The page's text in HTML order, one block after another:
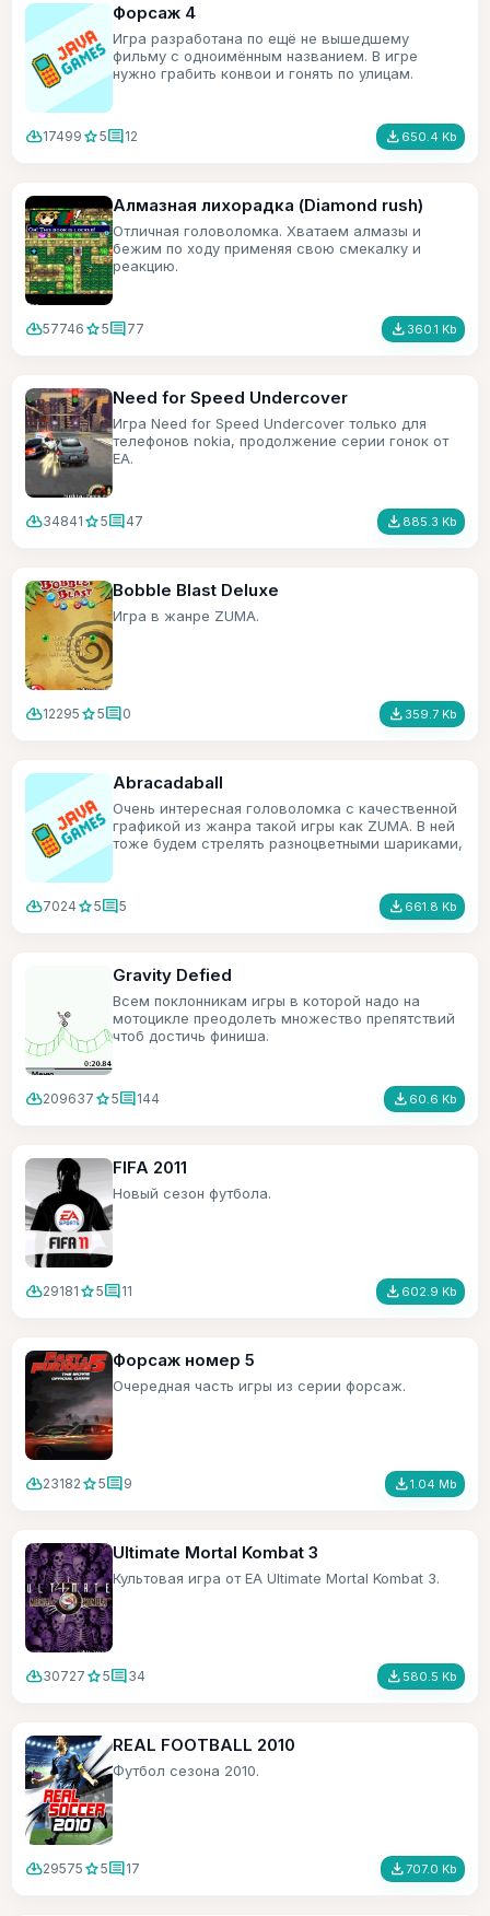
Форсаж 4
Игра разработана по ещё не вышедшему
фильму с одноимённым названием. В игре
нужно грабить конвои и гонять по улицам.
cloud_download17499 star5comment12 file_download 650.4 Kb
Алмазная лихорадка (Diamond rush)
Отличная головоломка. Хватаем алмазы и
бежим по ходу применяя свою смекалку и
реакцию.
cloud_download57746 star5comment77 file_download 360.1 Kb
Need for Speed Undercover
Игра Need for Speed Undercover только для
телефонов nokia, продолжение серии гонок от
ЕА.
cloud_download34841 star5comment47 file_download 885.3 Kb
Bobble Blast Deluxe
Игра в жанре ZUMA.
cloud_download12295 star5comment0 file_download 359.7 Kb
Abracadaball
Очень интересная головоломка с качественной
графикой из жанра такой игры как ZUMA. В ней
тоже будем стрелять разноцветными шариками,
cloud_download7024 star5comment5 file_download 661.8 Kb
Gravity Defied
Всем поклонникам игры в которой надо на
мотоцикле преодолеть множество препятствий
чтоб достичь финиша.
cloud_download209637 star5comment144 file_download 60.6 Kb
FIFA 2011
Новый сезон футбола.
cloud_download29181 star5comment11 file_download 602.9 Kb
Форсаж номер 5
Очередная часть игры из серии форсаж.
cloud_download23182 star5comment9 file_download1.04 Mb
Ultimate Mortal Kombat 3
Культовая игра от ЕА Ultimate Mortal Kombat 3.
cloud_download30727 star5comment34 file_download 580.5 Kb
REAL FOOTBALL 2010
Футбол сезона 2010.
cloud_download29575 star5comment17 file_download707.0 Kb